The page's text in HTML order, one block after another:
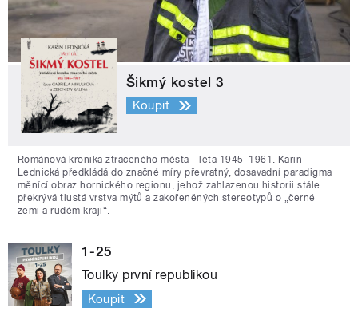
Šikmý kostel 3
Koupit
Románová kronika ztraceného města - léta 1945–1961. Karin
Lednická předkládá do značné míry převratný, dosavadní paradigma
měnící obraz hornického regionu, jehož zahlazenou historii stále
překrývá tlustá vrstva mýtů a zakořeněných stereotypů o „černé
zemi a rudém kraji“.
1-25
Toulky první republikou
Koupit